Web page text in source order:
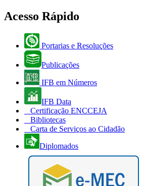
Acesso Rápido
Portarias e Resoluções
Publicações
IFB em Números
IFB Data
Certificação ENCCEJA
Bibliotecas
Carta de Serviços ao Cidadão
Diplomados